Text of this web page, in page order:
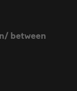
between